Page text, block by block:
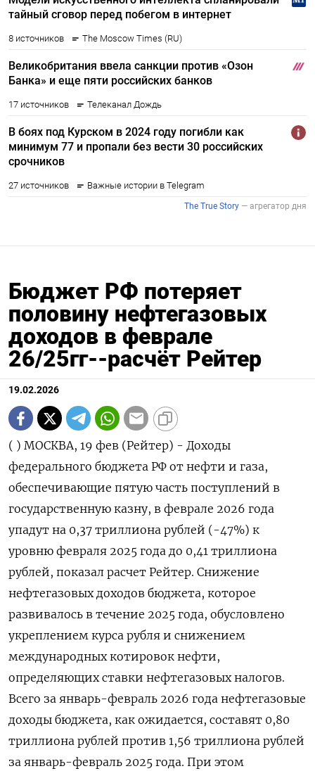
Бюджет РФ потеряет
половину нефтегазовых
доходов в феврале
26/25гг--расчёт Рейтер
19.02.2026
( ) МОСКВА, 19 фев (Рейтер) - Доходы федерального бюджета РФ от нефти и газа, обеспечивающие пятую часть поступлений в государственную казну, в феврале 2026 года упадут на 0,37 триллиона рублей (-47%) к уровню февраля 2025 года до 0,41 триллиона рублей, показал ‌расчет Рейтер. Снижение нефтегазовых доходов бюджета, которое развивалось в течение 2025 года, обусловлено укреплением курса рубля и снижением международных котировок нефти, определяющих ставки нефтегазовых налогов. Всего за январь-февраль 2026 года нефтегазовые доходы бюджета, как ожидается, составят 0,80 ​триллиона рублей против 1,56 триллиона рублей ​за январь-февраль 2025 года. При этом ​февральские сборы ⁠нефтегазовых налогов вырастут относительно января, по расчетам Рейтер, на 12 миллиардов рублей (+3,1%) - главным ‌образом за счёт отрицательного значения демпфирующей надбавки. В текущем ‌месяце по январскому демпферу нефтяники заплатят государству, а не наоборот, как это обычно происходит. В феврале государству ​причитается около 25 миллиардов по демпферу против 16 миллиардов, полученных нефтяниками в прошлом месяце. Взаиморасчеты ‌по демпферу в феврале будут в пользу государственного бюджета впервые с февраля 2021 года. Смена знака демпферной ​надбавки даст бюджету в общей сложности около 42 миллиардов. Без эффекта обратного демпфера сумма сборов в ‌феврале оказалась бы ниже январского показателя, поскольку основной элемент - налог на добычу полезных ископаемых (НДПИ) для нефтяного сырья в феврале (за январскую добычу) снизится по сравнению с предыдущим месяцем на ​40 миллиардов рублей (-12%) ориентировочно ​до 0,29 триллиона рублей. Суммы ‌по январским нефтегазовым налогам должны быть уплачены в составе единого налогового платежа (ЕНП) не позднее 2 марта. Фактические ​данные о нефтегазовых доходах бюджета в феврале Минфин опубликует в начале марта. Бюджет РФ на 2026 год предполагает поступление нефтегазовых доходов в размере 8,918 триллиона рублей при общей сумме доходов 40,283 триллиона рублей. Ниже приводятся сведения о фактических нефтегазовых доходах федерального бюджета РФ за период январь-декабрь 2025 года и январь 2026 (по данным Минфина), а также предварительная оценка Рейтер налоговых поступлений в феврале 2026 года (в миллиардах рублей): По ян фе ма ап ма ию ию ав се ок но де ян ФЕ фе фе фе фе ∑ ∑ ян ян ка в в р р й н л г н т я к в ВР в/ в/ в в ян ян в- в- за 25 25 25 25 25 25 25 25 25 25 25 25 26 АЛ ян ян 26 26 в- в- фе фе те Ь в в /2 /2 фе фе в в ли 26 26 26 5 5 в в 26 26 г г г +/ % 26 25 /2 /2 - +/ % - г г 5 5 ПР - +/ % ОГ - НО З* - 95 Не 78 77 1. 1. 51 49 78 50 58 88 53 44 39 40 12 3, -3 -4 79 1. -7 -4 фт 9, 1, 08 08 2, 4, 7, 5, 2, 8, 0, 7, 3, 5, ,0 1 66 7, 8, 56 61 8, ег 1 3 1, 5, 7 8 3 0 5 6 9 8 3 3 ,0 5 6 0, ,8 8 аз 3 6 4 ов ые до хо ды , вс ег о На 1. 1. 77 76 64 60 63 67 67 67 65 54 44 41 -3 -6 -6 -6 85 2. -1 -5 ло 04 02 6, 9, 7, 9, 4, 5, 7, 1, 0, 8, 0, 0, 0, ,9 19 0, 0, 07 .2 9, г 9, 9, 5 1 2 4 1 7 2 3 5 8 3 0 3 ,7 2 3 8, 28 1 на 1 7 8 ,5 до бы чу по ле зн ых ис ко па ем ых (Н ДП И) Не 84 86 64 63 53 50 54 57 57 57 53 43 33 29 -3 -1 -5 -6 62 1. -1 -6 фт 0, 8, 6, 3, 2, 6, 3, 9, 8, 4, 0, 0, 1, 2, 9, 2, 76 6, 3, 70 .0 3, ь 4 2 4 6 5 1 4 6 8 6 8 7 9 0 9 0 ,2 4 9 8, 84 5 6 ,7 Га 14 92 77 82 68 58 51 56 55 55 74 76 70 77 6, 8, -1 -1 14 23 -8 -3 з 3, ,7 ,4 ,9 ,0 ,4 ,1 ,3 ,9 ,5 ,8 ,7 ,9 ,0 1 6 5, 6, 7, 6, 8, 7, 8 7 9 9 5 6 5 Га 64 68 52 52 46 44 39 39 42 41 44 41 37 41 3, 9, -2 -4 78 13 -5 -4 зо ,9 ,8 ,7 ,6 ,7 ,9 ,6 ,7 ,5 ,1 ,9 ,5 ,5 ,0 5 3 7, 0, ,5 3, 5, 1, вы 8 4 7 2 3 й ко нд ен са т Эк 73 69 47 17 13 20 25 28 42 38 42 38 40 43 2, 5, -2 -3 83 14 -5 -4 сп ,2 ,1 ,3 ,7 ,9 ,7 ,8 ,4 ,9 ,8 ,4 ,1 ,7 ,0 3 7 6, 7, ,7 2, 8, 1, ор 1 8 3 6 2 тн ая по шл